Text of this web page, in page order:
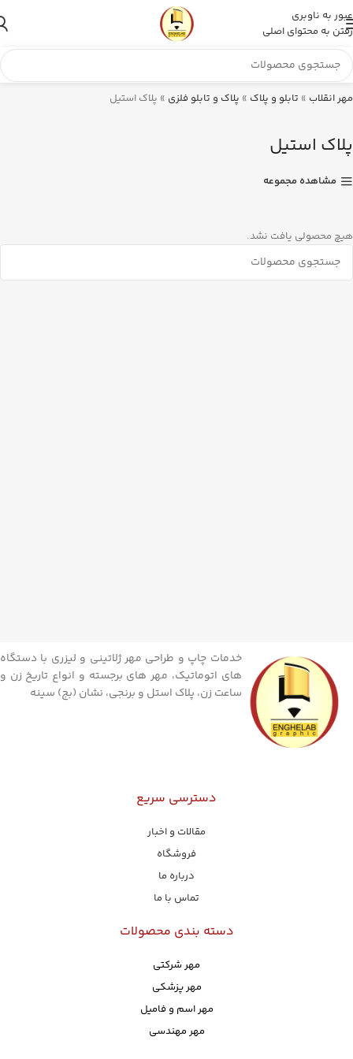
عبور به ناوبری
رفتن به محتوای اصلی
مهر انقلاب » تابلو و پلاک » پلاک و تابلو فلزی » پلاک استیل
پلاک استیل
مشاهده مجموعه
هیچ محصولی یافت نشد.
خدمات چاپ و طراحی مهر ژلاتینی و لیزری با دستگاه
های اتوماتیک، مهر های برجسته و انواع تاریخ زن و
ساعت زن، پلاک استل و برنجی، نشان (بج) سینه
دسترسی سریع
مقالات و اخبار
فروشگاه
درباره ما
تماس با ما
دسته بندی محصولات
مهر شرکتی
مهر پزشکی
مهر اسم و فامیل
مهر مهندسی